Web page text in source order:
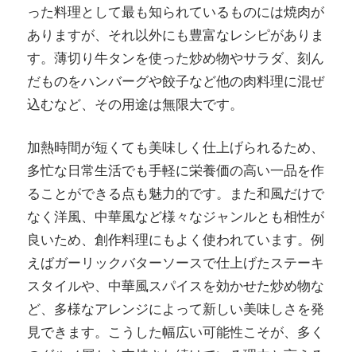
った料理として最も知られているものには焼肉が
ありますが、それ以外にも豊富なレシピがありま
す。薄切り牛タンを使った炒め物やサラダ、刻ん
だものをハンバーグや餃子など他の肉料理に混ぜ
込むなど、その用途は無限大です。
加熱時間が短くても美味しく仕上げられるため、
多忙な日常生活でも手軽に栄養価の高い一品を作
ることができる点も魅力的です。また和風だけで
なく洋風、中華風など様々なジャンルとも相性が
良いため、創作料理にもよく使われています。例
えばガーリックバターソースで仕上げたステーキ
スタイルや、中華風スパイスを効かせた炒め物な
ど、多様なアレンジによって新しい美味しさを発
見できます。こうした幅広い可能性こそが、多く